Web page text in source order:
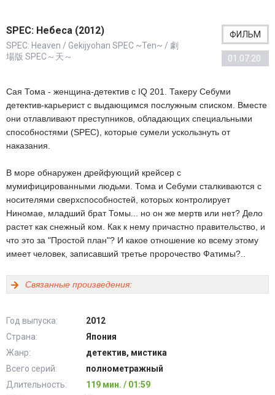
SPEC: Небеса (2012)
SPEC: Heaven / Gekijyohan SPEC ~Ten~ / 劇
場版 SPEC～天～
ФИЛЬМ
01.07.20
Сая Тома - женщина-детектив с IQ 201. Такеру Себуми
детектив-карьерист с выдающимся послужным списком. Вместе
они отлавливают преступников, обладающих специальными
способностями (SPEC), которые сумели ускользнуть от
наказания.
В море обнаружен дрейфующий крейсер с
мумифицированными людьми. Тома и Себуми сталкиваются с
носителями сверхспособностей, которых контролирует
Ниномае, младший брат Томы... но он же мертв или нет? Дело
растет как снежный ком. Как к нему причастно правительство, и
что это за "Простой план"? И какое отношение ко всему этому
имеет человек, записавший третье пророчество Фатимы?..
Связанные произведения:
Год выпуска:
2012
Страна:
Япония
Жанр:
детектив, мистика
Всего серий:
полнометражный
Длительность:
119 мин. / 01:59